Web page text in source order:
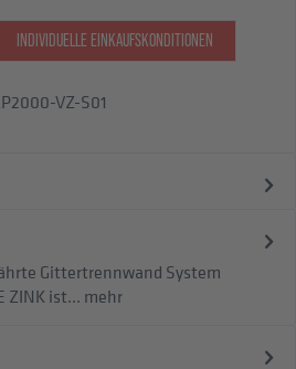
INDIVIDUELLE EINKAUFSKONDITIONEN
VZ-S01
Gittertrennwand System
ZINK ist... mehr